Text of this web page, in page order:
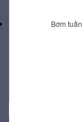
Bơm